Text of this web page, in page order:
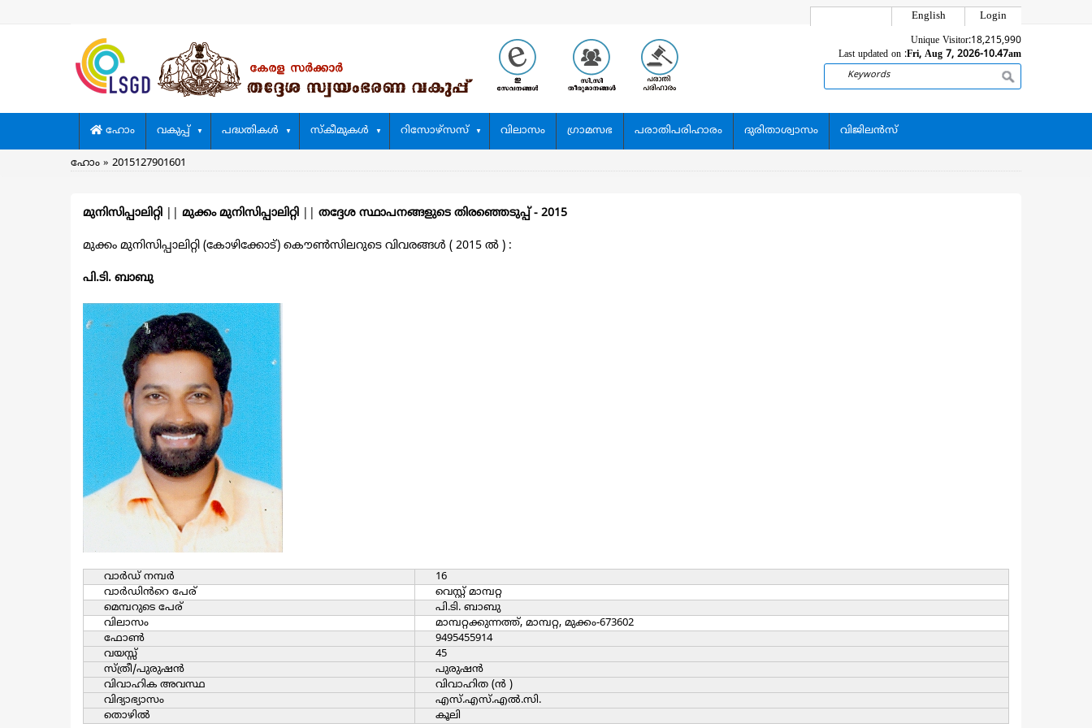
Login
English
Unique Visitor:18,215,990
Last updated on :Fri, Aug 7, 2026-10.47am
Search
Main
navigation
ഹോം വകുപ്പ് പദ്ധതികള്‍ സ്കീമുകള്‍ റിസോഴ്സസ് വിലാസം ഗ്രാമസഭ പരാതിപരിഹാരം ദുരിതാശ്വാസം വിജിലന്‍സ്
Breadcrumb
ഹോം 2015127901601
മുനിസിപ്പാലിറ്റി മുക്കം മുനിസിപ്പാലിറ്റി തദ്ദേശ സ്ഥാപനങ്ങളുടെ തിരഞ്ഞെടുപ്പ്‌ - 2015
മുക്കം മുനിസിപ്പാലിറ്റി (കോഴിക്കോട്) കൌൺസിലറുടെ വിവരങ്ങള്‍ ( 2015 ല്‍ ) :
പി.ടി. ബാബു
വാര്‍ഡ്‌ നമ്പര്‍
16
വാര്‍ഡിൻറെ പേര്
വെസ്റ്റ് മാമ്പറ്റ
മെമ്പറുടെ പേര്
പി.ടി. ബാബു
വിലാസം
മാമ്പറ്റക്കുന്നത്ത്, മാമ്പറ്റ, മുക്കം-673602
ഫോൺ
9495455914
വയസ്സ്
45
സ്ത്രീ/പുരുഷന്‍
പുരുഷന്‍
വിവാഹിക അവസ്ഥ
വിവാഹിത (ന്‍ )
വിദ്യാഭ്യാസം
എസ്.എസ്.എല്‍.സി.
തൊഴില്‍
കൂലി